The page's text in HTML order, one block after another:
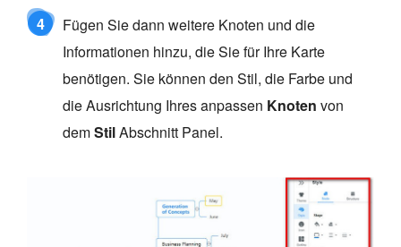
4
Fügen Sie dann weitere Knoten und die
Informationen hinzu, die Sie für Ihre Karte
benötigen. Sie können den Stil, die Farbe und
die Ausrichtung Ihres anpassen Knoten von
demStilAbschnitt Panel.